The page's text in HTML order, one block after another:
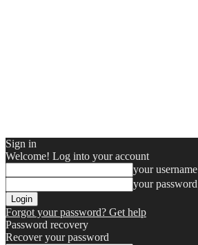
Sign in
Welcome! Log into your account
your username
your password
Forgot your password? Get help
Password recovery
Recover your password